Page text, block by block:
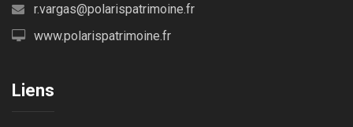
r.vargas@polarispatrimoine.fr
www.polarispatrimoine.fr
Liens